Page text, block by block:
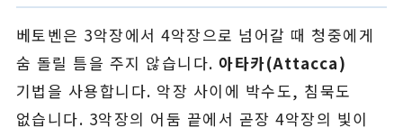
베토벤은 3악장에서 4악장으로 넘어갈 때 청중에게
숨 돌릴 틈을 주지 않습니다.아타카(Attacca)
기법을 사용합니다. 악장 사이에 박수도, 침묵도
없습니다. 3악장의 어둠 끝에서 곧장 4악장의 빛이